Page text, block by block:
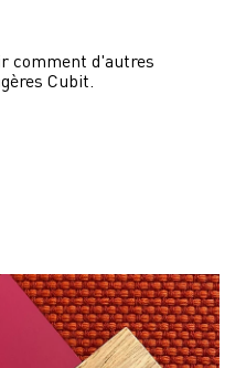
comment d'autres
Cubit.